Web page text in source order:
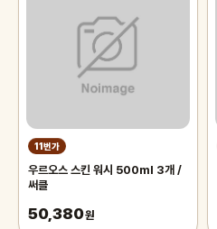
11번가
우르오스 스킨 워시 500ml 3개 /
써클
50,380원